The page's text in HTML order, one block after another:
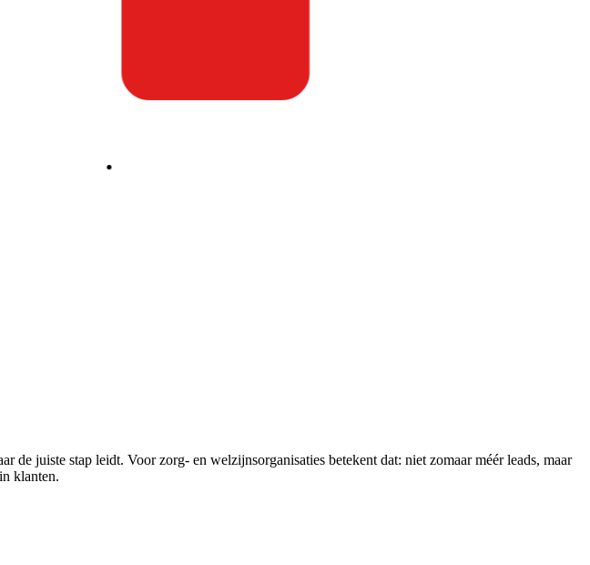
de juiste stap leidt. Voor zorg- en welzijnsorganisaties betekent dat: niet zomaar méér leads, maar
klanten.